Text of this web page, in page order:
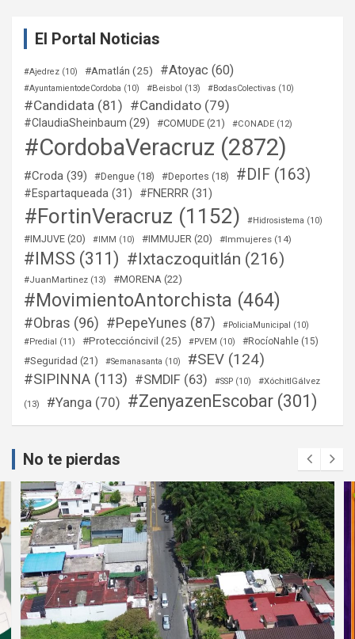
El Portal Noticias
#Ajedrez (10) #Amatlán (25) #Atoyac (60)
#AyuntamientodeCordoba (10) #Beisbol (13) #BodasColectivas (10)
#Candidata (81) #Candidato (79)
#ClaudiaSheinbaum (29) #COMUDE (21) #CONADE (12)
#CordobaVeracruz (2872)
#Croda (39) #Dengue (18) #Deportes (18) #DIF (163)
#Espartaqueada (31) #FNERRR (31)
#FortinVeracruz (1152) #Hidrosistema (10)
#IMJUVE (20) #IMM (10) #IMMUJER (20) #Immujeres (14)
#IMSS (311) #Ixtaczoquitlán (216)
#JuanMartinez (13) #MORENA (22)
#MovimientoAntorchista (464)
#Obras (96) #PepeYunes (87) #PoliciaMunicipal
(10)
#Predial
(11) #Proteccióncivil (25) #PVEM (10) #RocíoNahle (15)
#Seguridad (21) #Semanasanta (10) #SEV (124)
#SIPINNA (113) #SMDIF (63) #SSP (10) #XóchitlGálvez
(13) #Yanga (70) #ZenyazenEscobar (301)
No te pierdas